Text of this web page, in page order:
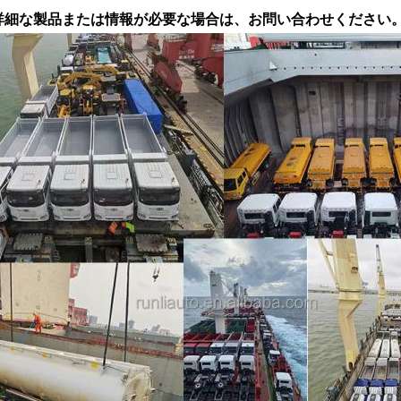
細な製品または情報が必要な場合は、お問い合わせください